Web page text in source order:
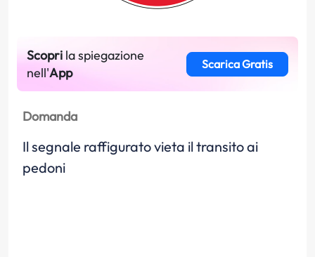
Scopri la spiegazione
nell'App
Scarica Gratis
Domanda
Il segnale raffigurato vieta il transito ai
pedoni